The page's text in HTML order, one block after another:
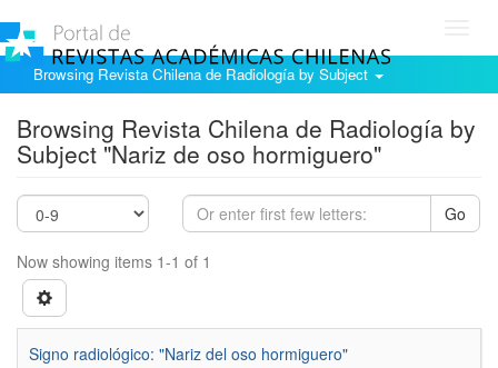
Browsing Revista Chilena de Radiología by Subject
Browsing Revista Chilena de Radiología by
Subject "Nariz de oso hormiguero"
Go
Now showing items 1-1 of 1
Signo radiológico: "Nariz del oso hormiguero"